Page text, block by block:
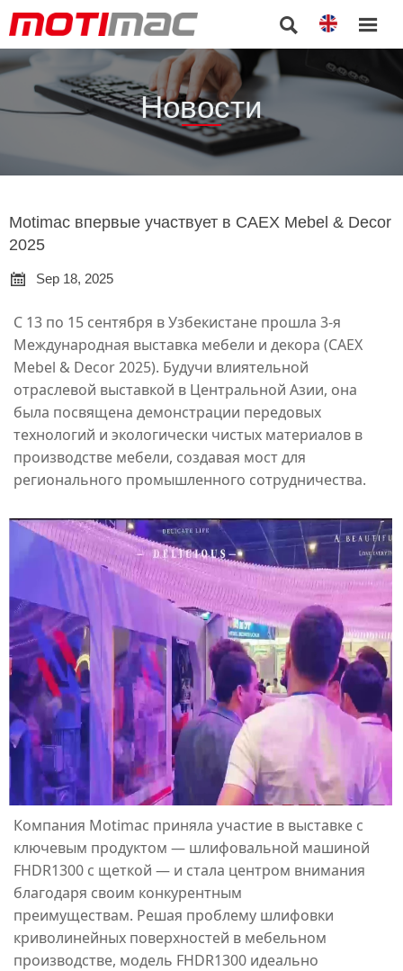
 
Новости
Motimac впервые участвует в CAEX Mebel & Decor
2025

Sep 18, 2025
С 13 по 15 сентября в Узбекистане прошла 3-я
Международная выставка мебели и декора (CAEX
Mebel & Decor 2025). Будучи влиятельной
отраслевой выставкой в Центральной Азии, она
была посвящена демонстрации передовых
технологий и экологически чистых материалов в
производстве мебели, создавая мост для
регионального промышленного сотрудничества.
Компания Motimac приняла участие в выставке с
ключевым продуктом — шлифовальной машиной
FHDR1300 с щеткой — и стала центром внимания
благодаря своим конкурентным
преимуществам. Решая проблему шлифовки
криволинейных поверхностей в мебельном
производстве, модель FHDR1300 идеально